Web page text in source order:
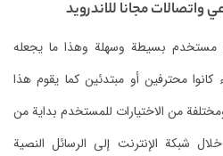
مجانا للاندرويد
مستخدم بسيطة وسهلة وهذا ما يجعله
محترفين أو مبتدئين كما يقوم هذا
من الاختيارات للمستخدم بداية من
شبكة الإنترنت إلى الرسائل النصية